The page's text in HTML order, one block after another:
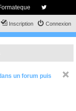
Connexion
Inscription
un forum puis